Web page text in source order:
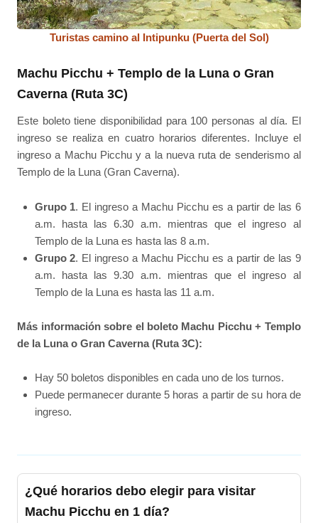
Turistas camino al Intipunku (Puerta del Sol)
Machu Picchu + Templo de la Luna o Gran
Caverna (Ruta 3C)
Este boleto tiene disponibilidad para 100 personas al día. El
ingreso se realiza en cuatro horarios diferentes. Incluye el
ingreso a Machu Picchu y a la nueva ruta de senderismo al
Templo de la Luna (Gran Caverna).
Grupo 1. El ingreso a Machu Picchu es a partir de las 6
a.m. hasta las 6.30 a.m. mientras que el ingreso al
Templo de la Luna es hasta las 8 a.m.
Grupo 2. El ingreso a Machu Picchu es a partir de las 9
a.m. hasta las 9.30 a.m. mientras que el ingreso al
Templo de la Luna es hasta las 11 a.m.
Más información sobre el boleto Machu Picchu + Templo
de la Luna o Gran Caverna (Ruta 3C):
Hay 50 boletos disponibles en cada uno de los turnos.
Puede permanecer durante 5 horas a partir de su hora de
ingreso.
¿Qué horarios debo elegir para visitar
Machu Picchu en 1 día?